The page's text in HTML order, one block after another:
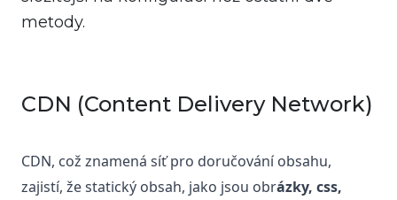
metody.
CDN (Content Delivery Network)
CDN, což znamená síť pro doručování obsahu,
zajistí, že statický obsah, jako jsou obrázky, css,